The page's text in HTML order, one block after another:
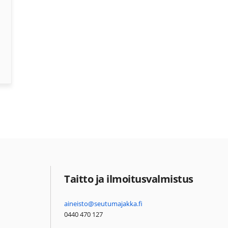
Taitto ja ilmoitusvalmistus
aineisto@seutumajakka.fi
0440 470 127